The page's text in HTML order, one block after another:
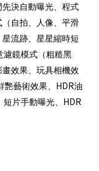
決自動曝光、程式
自拍、人像、平滑
流跡、星星縮時短
濾鏡模式（粗糙黑
效果、玩具相機效
艷藝術效果、 HDR油
片手動曝光、 HDR